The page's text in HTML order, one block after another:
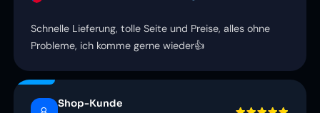
Schnelle Lieferung, tolle Seite und Preise, alles ohne
Probleme, ich komme gerne wieder👍
Shop-Kunde